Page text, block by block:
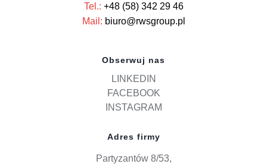
Tel.: +48 (58) 342 29 46
Mail: biuro@rwsgroup.pl
Obserwuj nas
LINKEDIN
FACEBOOK
INSTAGRAM
Adres firmy
Partyzantów 8/53,